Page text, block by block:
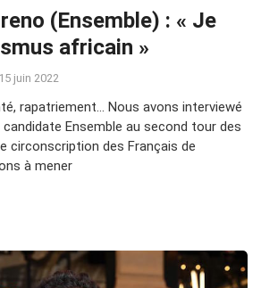
(Ensemble) : « Je
africain »
15 juin 2022
rapatriement… Nous avons interviewé
candidate Ensemble au second tour des
circonscription des Français de
à mener